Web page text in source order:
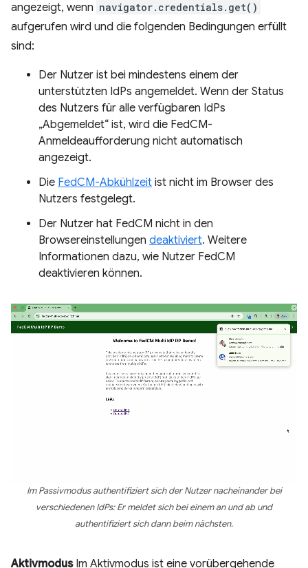
angezeigt, wenn navigator.credentials.get()
aufgerufen wird und die folgenden Bedingungen erfüllt
sind:
Der Nutzer ist bei mindestens einem der
unterstützten IdPs angemeldet. Wenn der Status
des Nutzers für alle verfügbaren IdPs
„Abgemeldet“ ist, wird die FedCM-
Anmeldeaufforderung nicht automatisch
angezeigt.
Die FedCM-Abkühlzeit ist nicht im Browser des
Nutzers festgelegt.
Der Nutzer hat FedCM nicht in den
Browsereinstellungen deaktiviert. Weitere
Informationen dazu, wie Nutzer FedCM
deaktivieren können.
Im Passivmodus authentifiziert sich der Nutzer nacheinander bei
verschiedenen IdPs: Er meldet sich bei einem an und ab und
authentifiziert sich dann beim nächsten.
AktivmodusIm Aktivmodus ist eine vorübergehende